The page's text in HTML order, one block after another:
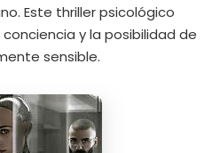
Este thriller psicológico
y la posibilidad de
sensible.